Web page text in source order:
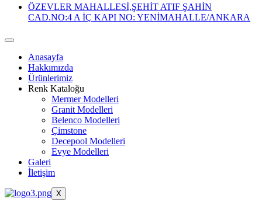
ÖZEVLER MAHALLESİ,ŞEHİT ATIF ŞAHİN
CAD.NO:4 A İÇ KAPI NO: YENİMAHALLE/ANKARA
Anasayfa
Hakkımızda
Ürünlerimiz
Renk Kataloğu
Mermer Modelleri
Granit Modelleri
Belenco Modelleri
Çimstone
Decepool Modelleri
Evye Modelleri
Galeri
İletişim
X